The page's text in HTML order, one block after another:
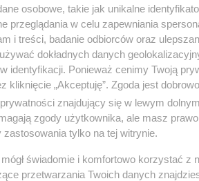
osobowe, takie jak unikalne
przeglądania w celu zapewniania
i treści, badanie odbiorców oraz
dokładnych danych
identyfikacji. Ponieważ cenimy Twoją
kliknięcie „Akceptuję”. Zgoda jest
znajdujący się w lewym
zgody użytkownika, ale masz
tylko na tej witrynie.
świadomie i komfortowo korzystać z
przetwarzania Twoich danych